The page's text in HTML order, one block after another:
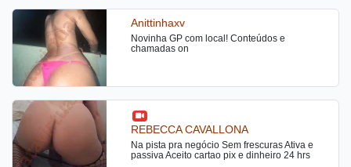
único. Realizo seus fetiches, fantasias e
desejos. Aos marinheiros de primeira viagem,
sintam-se seguros estarão em ótimas mãos.
Se procura uma companhia para esse
nessa
Anittinhaxv
Novinha GP com local! Conteúdos e
chamadas on
REBECCA CAVALLONA
Na pista pra negócio Sem frescuras Ativa e
passiva Aceito cartao pix e dinheiro 24 hrs